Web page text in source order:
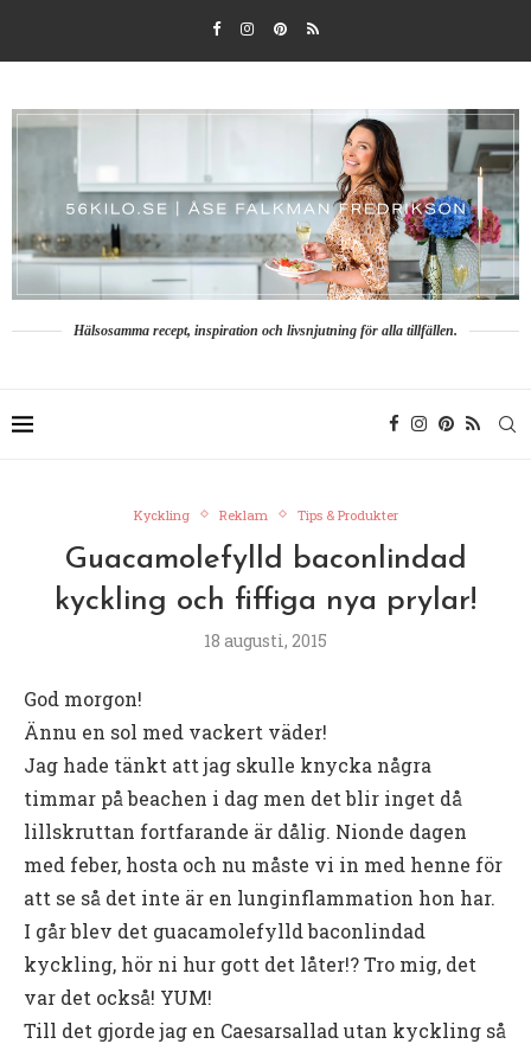
Hälsosamma recept, inspiration och livsnjutning för alla tillfällen.
Kyckling Reklam Tips & Produkter
Guacamolefylld baconlindad
kyckling och fiffiga nya prylar!
18 augusti, 2015
God morgon!
Ännu en sol med vackert väder!
Jag hade tänkt att jag skulle knycka några
timmar på beachen i dag men det blir inget då
lillskruttan fortfarande är dålig. Nionde dagen
med feber, hosta och nu måste vi in med henne för
att se så det inte är en lunginflammation hon har.
I går blev det guacamolefylld baconlindad
kyckling, hör ni hur gott det låter!? Tro mig, det
var det också! YUM!
Till det gjorde jag en Caesarsallad utan kyckling så